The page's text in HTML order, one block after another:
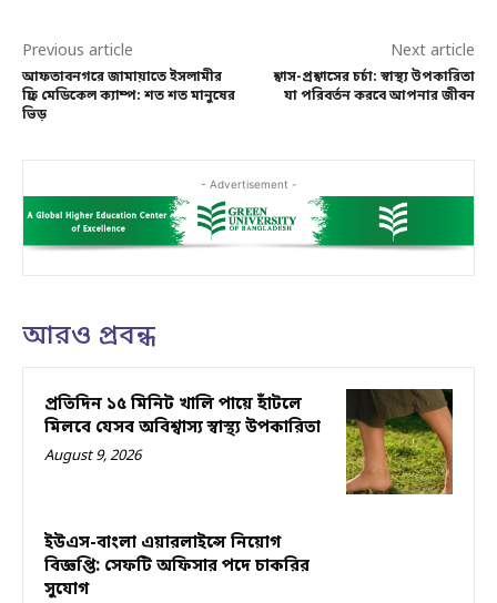
Previous article
আফতাবনগরে জামায়াতে ইসলামীর
ফ্রি মেডিকেল ক্যাম্প: শত শত মানুষের
ভিড়
Next article
শ্বাস-প্রশ্বাসের চর্চা: স্বাস্থ্য উপকারিতা
যা পরিবর্তন করবে আপনার জীবন
- Advertisement -
আরও প্রবন্ধ
প্রতিদিন ১৫ মিনিট খালি পায়ে হাঁটলে
মিলবে যেসব অবিশ্বাস্য স্বাস্থ্য উপকারিতা
August 9, 2026
ইউএস-বাংলা এয়ারলাইন্সে নিয়োগ
বিজ্ঞপ্তি: সেফটি অফিসার পদে চাকরির
সুযোগ